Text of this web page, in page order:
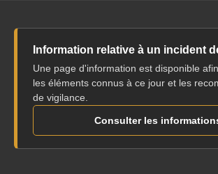
Information relative à un incident
Une page d'information est disponible
les éléments connus à ce jour et les
de vigilance.
Consulter les